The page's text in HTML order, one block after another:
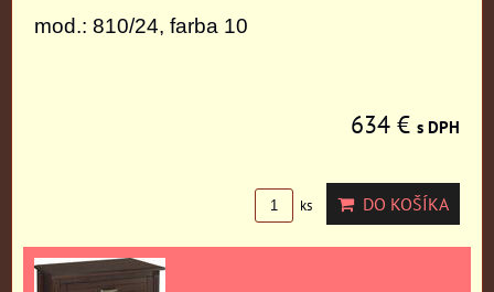
mod.: 810/24, farba 10
634 € s DPH
ks DO KOŠÍKA